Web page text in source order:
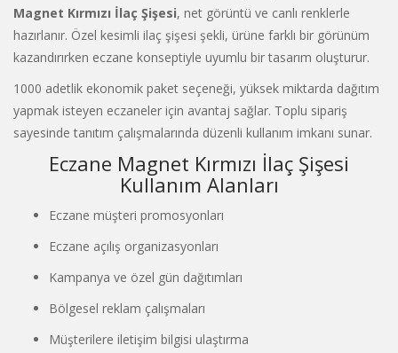
Magnet Kırmızı İlaç Şişesi, net görüntü ve canlı renklerle
hazırlanır. Özel kesimli ilaç şişesi şekli, ürüne farklı bir görünüm
kazandırırken eczane konseptiyle uyumlu bir tasarım oluşturur.
1000 adetlik ekonomik paket seçeneği, yüksek miktarda dağıtım
yapmak isteyen eczaneler için avantaj sağlar. Toplu sipariş
sayesinde tanıtım çalışmalarında düzenli kullanım imkanı sunar.
Eczane Magnet Kırmızı İlaç Şişesi
Kullanım Alanları
Eczane müşteri promosyonları
Eczane açılış organizasyonları
Kampanya ve özel gün dağıtımları
Bölgesel reklam çalışmaları
Müşterilere iletişim bilgisi ulaştırma